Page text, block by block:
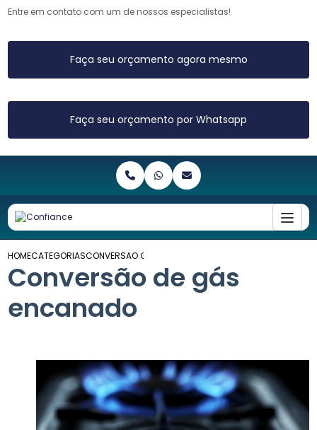
Entre em contato com um de nossos especialistas!
Faça seu orçamento agora mesmo
Faça seu orçamento por Whatsapp
HOMECATEGORIASCONVERSAO GAS ENCANADO
Conversão de gás
encanado